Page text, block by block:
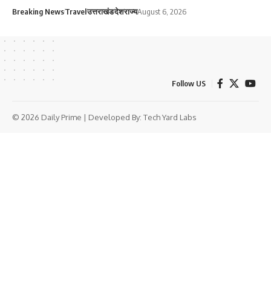
Breaking NewsTravelउत्तराखंडदेशराज्यAugust 6, 2026
Follow US
© 2026 Daily Prime | Developed By: Tech Yard Labs